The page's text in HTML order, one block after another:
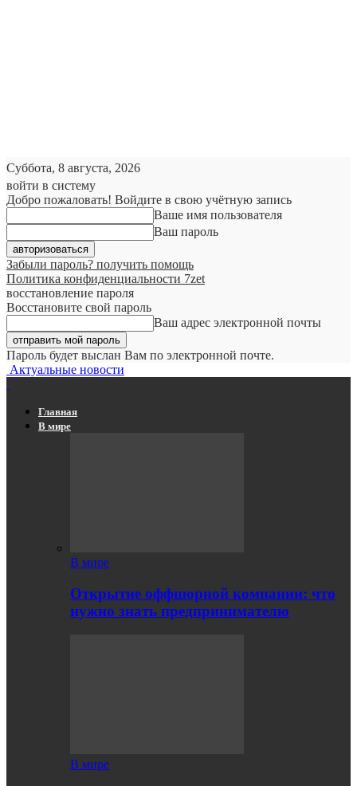
Суббота, 8 августа, 2026
войти в систему
Добро пожаловать! Войдите в свою учётную запись
Ваше имя пользователя
Ваш пароль
Забыли пароль? получить помощь
Политика конфиденциальности 7zet
восстановление пароля
Восстановите свой пароль
Ваш адрес электронной почты
Пароль будет выслан Вам по электронной почте.
Актуальные новости
Главная
В мире
В мире
Открытие оффшорной компании: что
нужно знать предпринимателю
В мире